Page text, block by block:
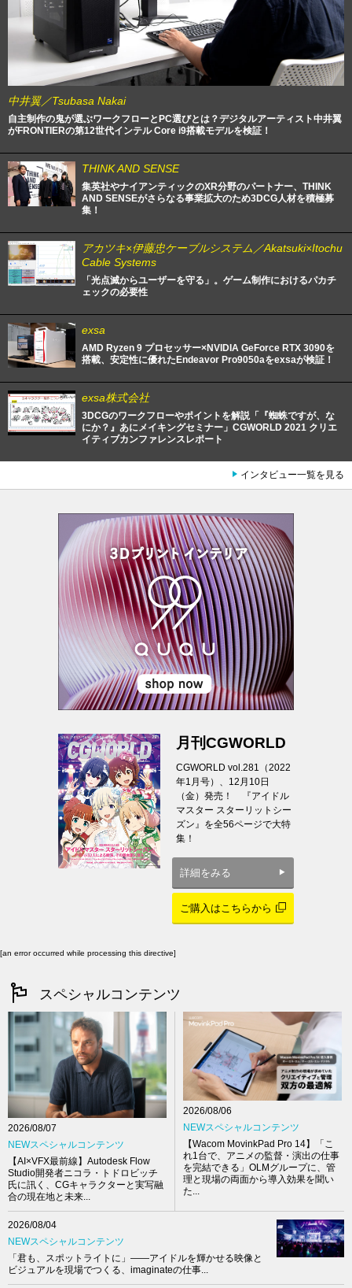
中井翼／Tsubasa Nakai
自主制作の鬼が選ぶワークフローとPC選びとは？デジタルアーティスト中井翼
がFRONTIERの第12世代インテル Core i9搭載モデルを検証！
THINK AND SENSE
集英社やナイアンティックのXR分野のパートナー、THINK
AND SENSEがさらなる事業拡大のため3DCG人材を積極募
集！
アカツキ×伊藤忠ケーブルシステム／Akatsuki×Itochu
Cable Systems
「光点滅からユーザーを守る」。ゲーム制作におけるパカチ
ェックの必要性
exsa
AMD Ryzen 9 プロセッサー×NVIDIA GeForce RTX 3090を
搭載、安定性に優れたEndeavor Pro9050aをexsaが検証！
exsa株式会社
3DCGのワークフローやポイントを解説「『蜘蛛ですが、な
にか？』あにメイキングセミナー」CGWORLD 2021 クリエ
イティブカンファレンスレポート
インタビュー一覧を見る
月刊CGWORLD
CGWORLD vol.281（2022
年1月号）、12月10日
（金）発売！ 『アイドル
マスター スターリットシー
ズン』を全56ページで大特
集！
詳細をみる
ご購入はこちらから
[an error occurred while processing this directive]
スペシャルコンテンツ
2026/08/07
NEWスペシャルコンテンツ
【AI×VFX最前線】Autodesk Flow
Studio開発者ニコラ・トドロビッチ
氏に訊く、CGキャラクターと実写融
合の現在地と未来...
2026/08/06
NEWスペシャルコンテンツ
【Wacom MovinkPad Pro 14】「こ
れ1台で、アニメの監督・演出の仕事
を完結できる」OLMグループに、管
理と現場の両面から導入効果を聞い
た...
2026/08/04
NEWスペシャルコンテンツ
「君も、スポットライトに」――アイドルを輝かせる映像と
ビジュアルを現場でつくる、imaginateの仕事...